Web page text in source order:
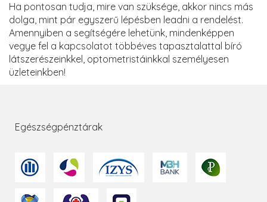
Ha pontosan tudja, mire van szüksége, akkor nincs más
dolga, mint pár egyszerű lépésben leadni a rendelést.
Amennyiben a segítségére lehetünk, mindenképpen
vegye fel a kapcsolatot többéves tapasztalattal bíró
látszerészeinkkel, optometristáinkkal személyesen
üzleteinkben!
Egészségpénztárak